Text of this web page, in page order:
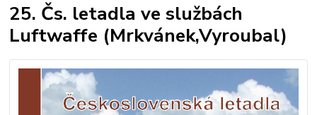
25. Čs. letadla ve službách
Luftwaffe (Mrkvánek,Vyroubal)